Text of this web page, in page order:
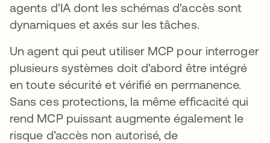
agents d'IA dont les schémas d'accès sont
dynamiques et axés sur les tâches.
Un agent qui peut utiliser MCP pour interroger
plusieurs systèmes doit d'abord être intégré
en toute sécurité et vérifié en permanence.
Sans ces protections, la même efficacité qui
rend MCP puissant augmente également le
risque d’accès non autorisé, de